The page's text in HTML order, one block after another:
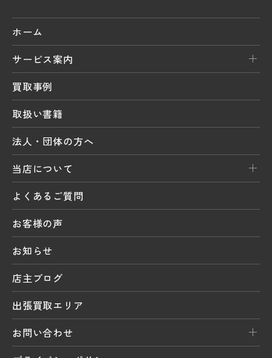
ホーム
サービス案内
買取事例
取扱い書籍
法人・団体の方へ
当店について
よくあるご質問
お客様の声
お知らせ
店主ブログ
出張買取エリア
お問い合わせ